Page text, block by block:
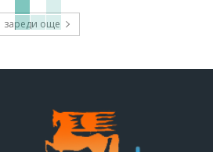
зареди още